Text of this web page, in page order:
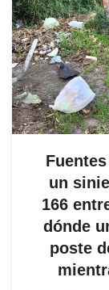
un
166
dónde
poste